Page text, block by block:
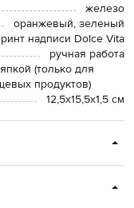
железо
оранжевый, зеленый
надписи Dolce Vita
ручная работа
(только для
продуктов)
12,5х15,5х1,5 см